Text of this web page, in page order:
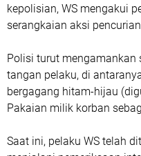
kepolisian, WS mengakui
serangkaian aksi
Polisi turut mengamankan
tangan pelaku, di
bergagang hitam-hijau
Pakaian milik korban
Saat ini, pelaku WS telah